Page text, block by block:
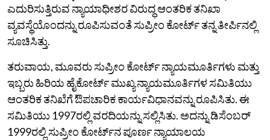
ಎದುರಿಸುತ್ತಿರುವ ನ್ಯಾಯಾಧೀಶರ ವಿರುದ್ಧ ಆಂತರಿಕ ತನಿಖಾ
ವ್ಯವಸ್ಥೆಯೊಂದನ್ನು ರೂಪಿಸುವಂತೆ ಸುಪ್ರೀಂ ಕೋರ್ಟ್ ತನ್ನ ತೀರ್ಪಿನಲ್ಲಿ
ಸೂಚಿಸಿತ್ತು.
ತರುವಾಯ, ಮೂವರು ಸುಪ್ರೀಂ ಕೋರ್ಟ್ ನ್ಯಾಯಮೂರ್ತಿಗಳು ಮತ್ತು
ಇಬ್ಬರು ಹಿರಿಯ ಹೈಕೋರ್ಟ್ ಮುಖ್ಯ ನ್ಯಾಯಮೂರ್ತಿಗಳ ಸಮಿತಿಯು
ಆಂತರಿಕ ತನಿಖೆಗೆ ಔಪಚಾರಿಕ ಕಾರ್ಯವಿಧಾನವನ್ನು ರೂಪಿಸಿತು. ಈ
ಸಮಿತಿಯು 1997ರಲ್ಲಿ ವರದಿಯನ್ನು ಸಲ್ಲಿಸಿತು. ಅದನ್ನು ಡಿಸೆಂಬರ್
1999ರಲ್ಲಿ ಸುಪ್ರೀಂ ಕೋರ್ಟ್‌ನ ಪೂರ್ಣ ನ್ಯಾಯಾಲಯ